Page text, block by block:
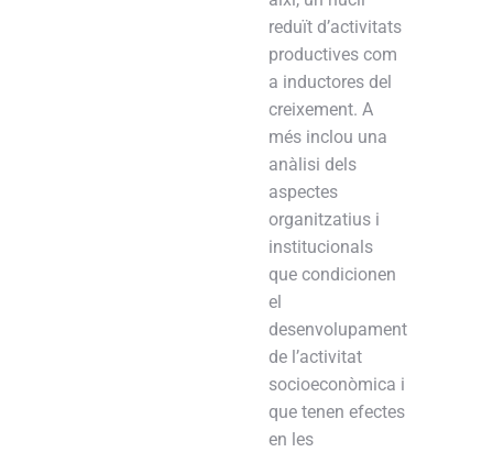
reduït d’activitats
productives com
a inductores del
creixement. A
més inclou una
anàlisi dels
aspectes
organitzatius i
institucionals
que condicionen
el
desenvolupament
de l’activitat
socioeconòmica i
que tenen efectes
en les